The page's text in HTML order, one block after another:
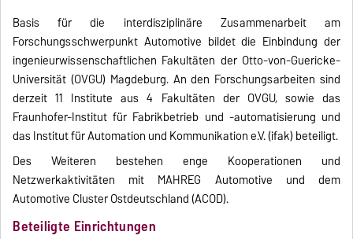
Basis für die interdisziplinäre Zusammenarbeit am
Forschungsschwerpunkt Automotive bildet die Einbindung der
ingenieurwissenschaftlichen Fakultäten der Otto-von-Guericke-
Universität (OVGU) Magdeburg. An den Forschungsarbeiten sind
derzeit 11 Institute aus 4 Fakultäten der OVGU, sowie das
Fraunhofer-Institut für Fabrikbetrieb und -automatisierung und
das Institut für Automation und Kommunikation e.V. (ifak) beteiligt.
Des Weiteren bestehen enge Kooperationen und
Netzwerkaktivitäten mit MAHREG Automotive und dem
Automotive Cluster Ostdeutschland (ACOD).
Beteiligte Einrichtungen